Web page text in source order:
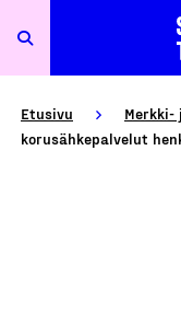
Etusivu
korusähkepalvelut